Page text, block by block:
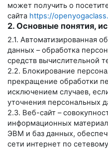
может получить о
сайта https://
2. Основные понятия,
2.1. Автоматизированная
данных – обработка
средств вычислительной
2.2. Блокирование
прекращение обработки
исключением случаев,
уточнения персональных
2.3. Веб-сайт –
информационных
ЭВМ и баз данных,
сети интернет по сетевому